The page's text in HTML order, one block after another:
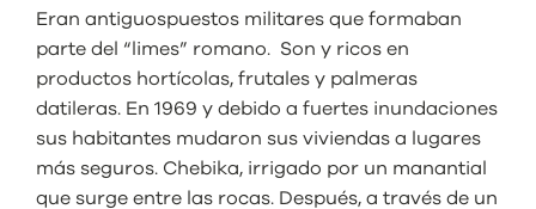
Eran antiguospuestos militares que formaban
parte del “limes” romano. Son y ricos en
productos hortícolas, frutales y palmeras
datileras. En 1969 y debido a fuertes inundaciones
sus habitantes mudaron sus viviendas a lugares
más seguros. Chebika, irrigado por un manantial
que surge entre las rocas. Después, a través de un